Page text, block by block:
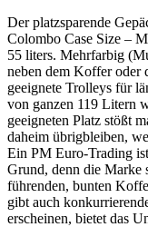
Der platzsparende
Colombo Case Size –
55 liters. Mehrfarbig
neben dem Koffer oder
geeignete Trolleys für
von ganzen 119 Litern
geeigneten Platz stößt
daheim übrigbleiben,
Ein PM Euro-Trading
Grund, denn die Marke
führenden, bunten
gibt auch
erscheinen, bietet das